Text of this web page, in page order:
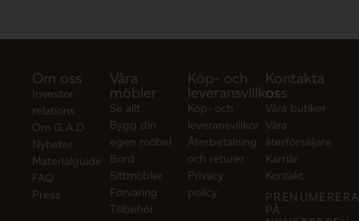
Om oss
Investor
relations
Om G.A.D
Nyheter
Materialguide
FAQ
Press
Våra
möbler
Se allt
Bygg din
egen möbel
Bord
Sittmöbler
Förvaring
Tillbehör
Köp- och
leveransvillkor
Köp- och
leveransvillkor
Återbetalning
och returer
Privacy
policy
Kontakta
oss
Våra butiker
Våra
återförsäljare
Karriär
Kontakt
PRENUMERERA
PÅ